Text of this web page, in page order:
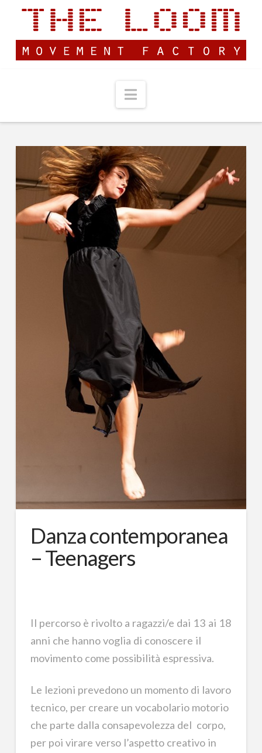
Navigation
Danza contemporanea
– Teenagers
Il percorso è rivolto a ragazzi/e dai 13 ai 18
anni che hanno voglia di conoscere il
movimento come possibilità espressiva.
Le lezioni prevedono un momento di lavoro
tecnico, per creare un vocabolario motorio
che parte dalla consapevolezza del corpo,
per poi virare verso l’aspetto creativo in